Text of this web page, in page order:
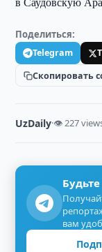
Поделиться:
Telegram
Скопировать
UzDaily·👁 227
вам